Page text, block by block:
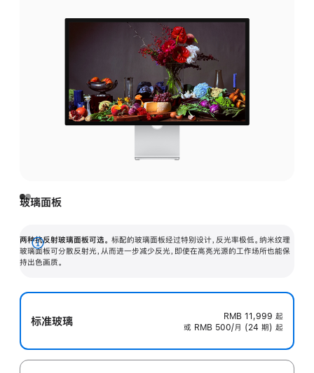
玻璃面板
两种抗反射玻璃面板可选。 标配的玻璃面板经过特别设计，反光率极低。纳米纹理
玻璃面板可分散反射光，从而进一步减少反光，即使在高亮光源的工作场所也能保
持出色画质。
展
开
标准玻璃 RMB 11,999 起
或 RMB 500/月 (24 期) 起